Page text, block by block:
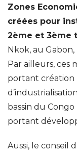
Zones
créées pour
2ème et 3ème
Nkok, au
Par ailleurs, ces
portant création
bassin du
portant
Aussi, le conseil